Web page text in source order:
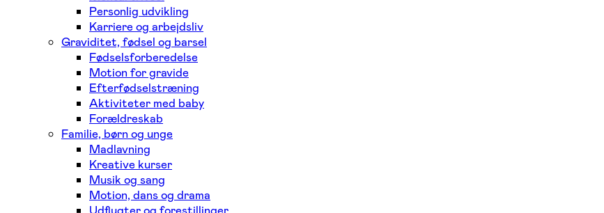
Personlig udvikling
Karriere og arbejdsliv
Graviditet, fødsel og barsel
Fødselsforberedelse
Motion for gravide
Efterfødselstræning
Aktiviteter med baby
Forældreskab
Familie, børn og unge
Madlavning
Kreative kurser
Musik og sang
Motion, dans og drama